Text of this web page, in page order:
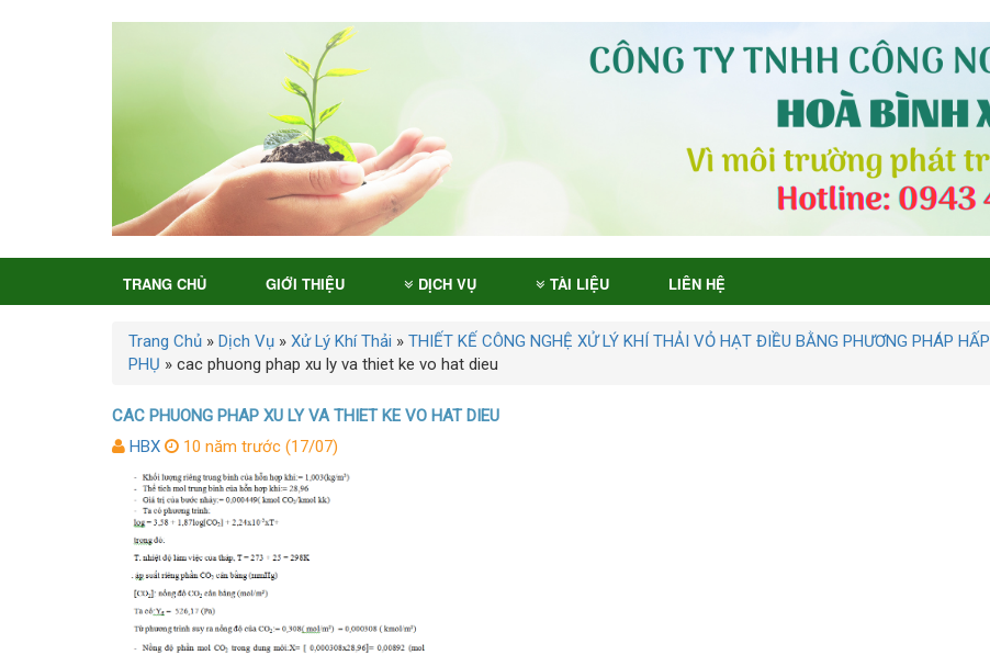
TRANG CHỦ GIỚI THIỆU DỊCH VỤ TÀI LIỆU LIÊN HỆ
Trang Chủ » Dịch Vụ » Xử Lý Khí Thải » THIẾT KẾ CÔNG NGHỆ XỬ LÝ KHÍ THẢI VỎ HẠT ĐIỀU BẰNG PHƯƠNG PHÁP HẤP
PHỤ » cac phuong phap xu ly va thiet ke vo hat dieu
CAC PHUONG PHAP XU LY VA THIET KE VO HAT DIEU
HBX
10 năm trước (17/07)